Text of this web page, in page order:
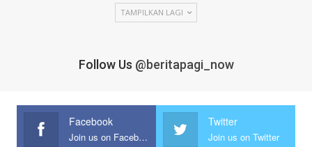
TAMPILKAN LAGI
Follow Us @beritapagi_now
Facebook
Join us on Facebook
Twitter
Join us on Twitter